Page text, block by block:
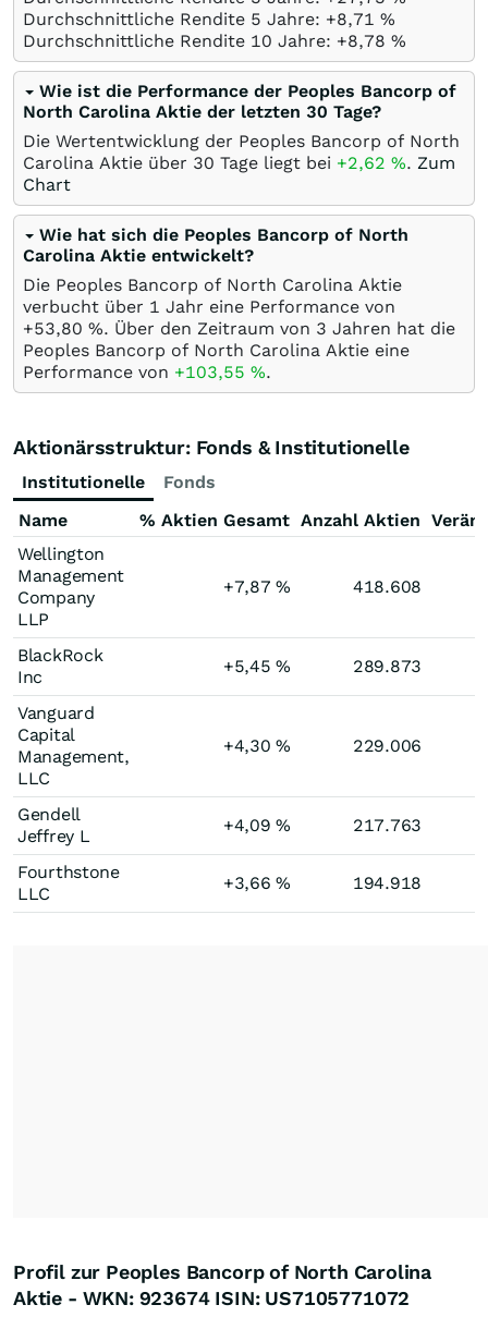
Durchschnittliche Rendite 5 Jahre: +8,71 %
Durchschnittliche Rendite 10 Jahre: +8,78 %
Wie ist die Performance der Peoples Bancorp of
North Carolina Aktie der letzten 30 Tage?
Die Wertentwicklung der Peoples Bancorp of North
Carolina Aktie über 30 Tage liegt bei +2,62 %. Zum
Chart
Wie hat sich die Peoples Bancorp of North
Carolina Aktie entwickelt?
Die Peoples Bancorp of North Carolina Aktie
verbucht über 1 Jahr eine Performance von
+53,80 %. Über den Zeitraum von 3 Jahren hat die
Peoples Bancorp of North Carolina Aktie eine
Performance von +103,55 %.
Aktionärsstruktur: Fonds & Institutionelle
Institutionelle
Fonds
Name
% Aktien Gesamt Anzahl Aktien
Wellington
Management
Company
LLP
+7,87% 418.608
BlackRock
Inc
+5,45% 289.873
Vanguard
Capital
Management,
LLC
+4,30% 229.006
Gendell
Jeffrey L
+4,09% 217.763
Fourthstone
LLC
+3,66% 194.918
Profil zur Peoples Bancorp of North Carolina
Aktie - WKN: 923674 ISIN: US7105771072